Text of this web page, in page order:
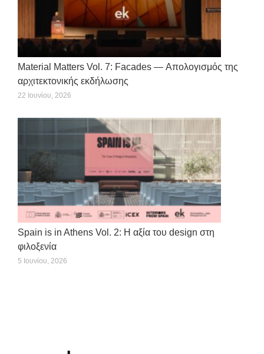
Material Matters Vol. 7: Facades — Απολογισμός της
αρχιτεκτονικής εκδήλωσης
22 Ιουνίου, 2026
Spain is in Athens Vol. 2: Η αξία του design στη
φιλοξενία
5 Ιουνίου, 2026